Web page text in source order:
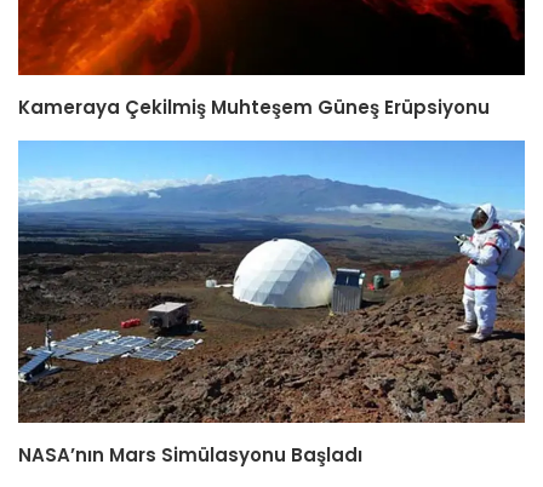
Kameraya Çekilmiş Muhteşem Güneş Erüpsiyonu
NASA’nın Mars Simülasyonu Başladı